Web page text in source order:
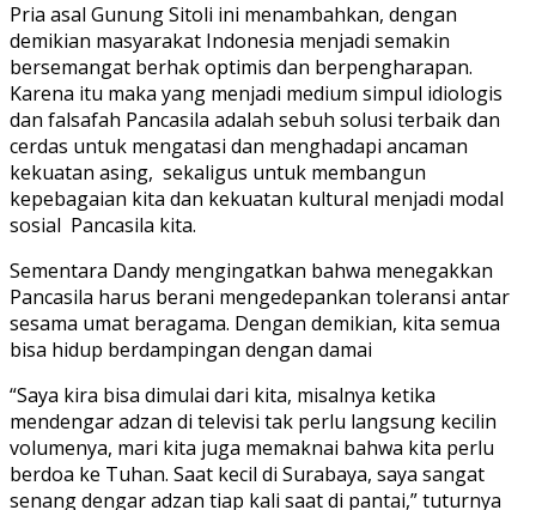
Pria asal Gunung Sitoli ini menambahkan, dengan
demikian masyarakat Indonesia menjadi semakin
bersemangat berhak optimis dan berpengharapan.
Karena itu maka yang menjadi medium simpul idiologis
dan falsafah Pancasila adalah sebuh solusi terbaik dan
cerdas untuk mengatasi dan menghadapi ancaman
kekuatan asing, sekaligus untuk membangun
kepebagaian kita dan kekuatan kultural menjadi modal
sosial Pancasila kita.
Sementara Dandy mengingatkan bahwa menegakkan
Pancasila harus berani mengedepankan toleransi antar
sesama umat beragama. Dengan demikian, kita semua
bisa hidup berdampingan dengan damai
“Saya kira bisa dimulai dari kita, misalnya ketika
mendengar adzan di televisi tak perlu langsung kecilin
volumenya, mari kita juga memaknai bahwa kita perlu
berdoa ke Tuhan. Saat kecil di Surabaya, saya sangat
senang dengar adzan tiap kali saat di pantai,” tuturnya